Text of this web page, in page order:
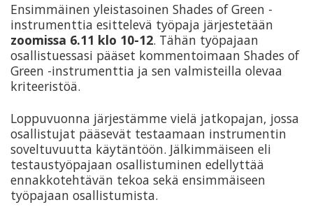
Ensimmäinen yleistasoinen Shades of Green -
instrumenttia esittelevä työpaja järjestetään
zoomissa 6.11 klo 10-12. Tähän työpajaan
osallistuessasi pääset kommentoimaan Shades of
Green -instrumenttia ja sen valmisteilla olevaa
kriteeristöä.
Loppuvuonna järjestämme vielä jatkopajan, jossa
osallistujat pääsevät testaamaan instrumentin
soveltuvuutta käytäntöön. Jälkimmäiseen eli
testaustyöpajaan osallistuminen edellyttää
ennakkotehtävän tekoa sekä ensimmäiseen
työpajaan osallistumista.